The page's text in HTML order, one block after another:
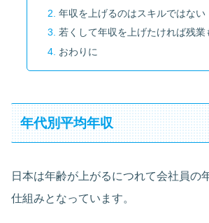
年収を上げるのはスキルではない
若くして年収を上げたければ残業
おわりに
年代別平均年収
日本は年齢が上がるにつれて会社員の
仕組みとなっています。